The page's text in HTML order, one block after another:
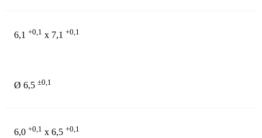
6,1 +0,1 x 7,1 +0,1
Ø 6,5 ±0,1
6,0 +0,1 x 6,5 +0,1